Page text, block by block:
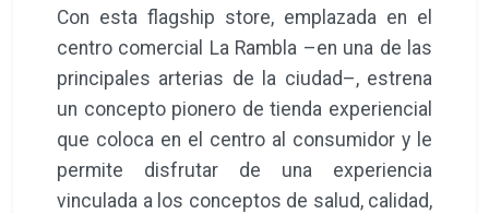
Con esta flagship store, emplazada en el
centro comercial La Rambla –en una de las
principales arterias de la ciudad–, estrena
un concepto pionero de tienda experiencial
que coloca en el centro al consumidor y le
permite disfrutar de una experiencia
vinculada a los conceptos de salud, calidad,